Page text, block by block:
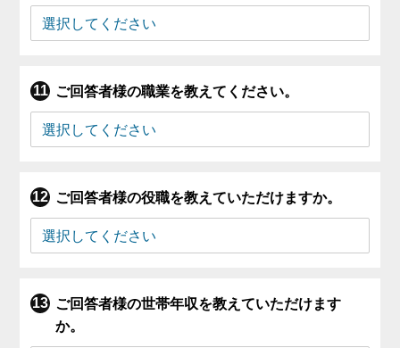
ご回答者様の職業を教えてください。
ご回答者様の役職を教えていただけますか。
ご回答者様の世帯年収を教えていただけます
か。